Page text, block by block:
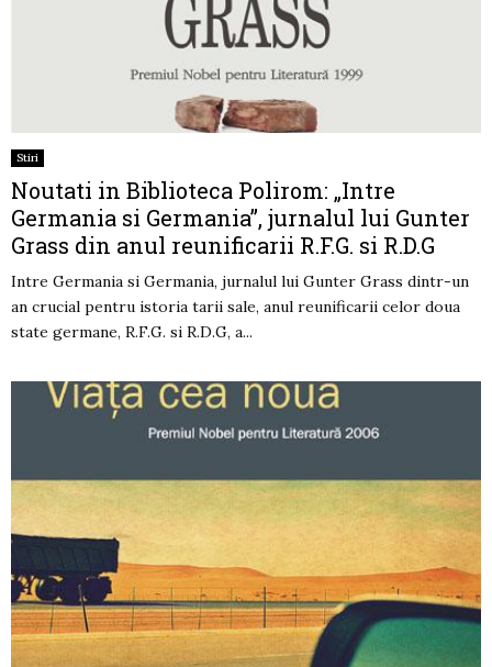
Stiri
Noutati in Biblioteca Polirom: „Intre
Germania si Germania”, jurnalul lui Gunter
Grass din anul reunificarii R.F.G. si R.D.G
Intre Germania si Germania, jurnalul lui Gunter Grass dintr-un
an crucial pentru istoria tarii sale, anul reunificarii celor doua
state germane, R.F.G. si R.D.G, a...